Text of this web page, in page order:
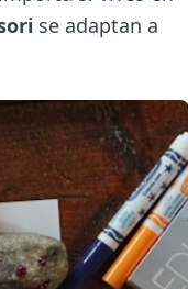
se adaptan a